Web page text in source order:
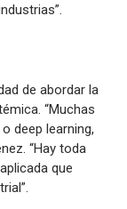
de abordar la
“Muchas
deep learning,
“Hay toda
que